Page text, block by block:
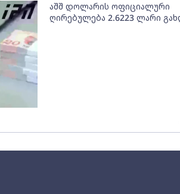
აშშ დოლარის ოფიციალური
ღირებულება 2.6223 ლარი